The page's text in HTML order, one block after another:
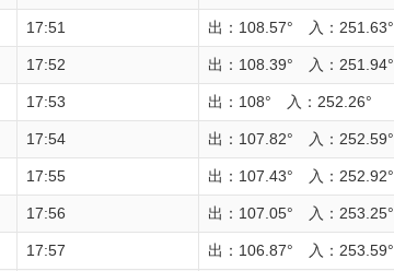
17:51 出：108.57° 入：251.63°
17:52 出：108.39° 入：251.94°
17:53 出：108° 入：252.26°
17:54 出：107.82° 入：252.59°
17:55 出：107.43° 入：252.92°
17:56 出：107.05° 入：253.25°
17:57 出：106.87° 入：253.59°